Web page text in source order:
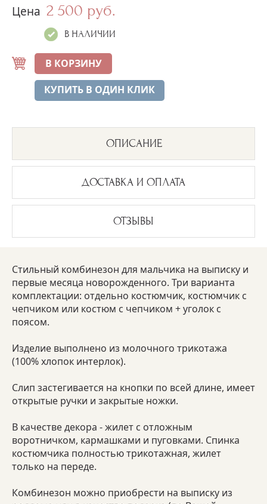
Цена 2 500 руб.
В НАЛИЧИИ
В КОРЗИНУ
КУПИТЬ В ОДИН КЛИК
ОПИСАНИЕ
ДОСТАВКА И ОПЛАТА
ОТЗЫВЫ
Стильный комбинезон для мальчика на выписку и
первые месяца новорожденного. Три варианта
комплектации: отдельно костюмчик, костюмчик с
чепчиком или костюм с чепчиком + уголок с
поясом.
Изделие выполнено из молочного трикотажа
(100% хлопок интерлок).
Слип застегивается на кнопки по всей длине, имеет
открытые ручки и закрытые ножки.
В качестве декора - жилет с отложным
воротничком, кармашками и пуговками. Спинка
костюмчика полностью трикотажная, жилет
только на переде.
Комбинезон можно приобрести на выписку из